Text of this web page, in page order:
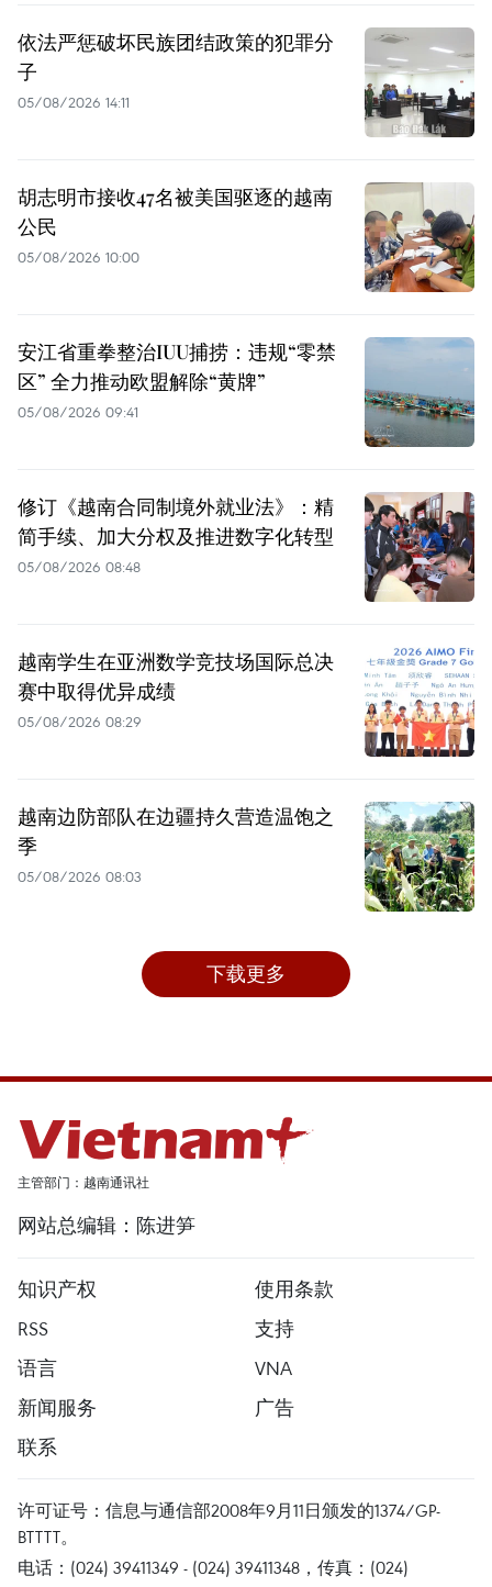
依法严惩破坏民族团结政策的犯罪分
子
05/08/2026 14:11
胡志明市接收47名被美国驱逐的越南
公民
05/08/2026 10:00
安江省重拳整治IUU捕捞：违规“零禁
区” 全力推动欧盟解除“黄牌”
05/08/2026 09:41
修订《越南合同制境外就业法》：精
简手续、加大分权及推进数字化转型
05/08/2026 08:48
越南学生在亚洲数学竞技场国际总决
赛中取得优异成绩
05/08/2026 08:29
越南边防部队在边疆持久营造温饱之
季
05/08/2026 08:03
下载更多
主管部门：越南通讯社
网站总编辑：陈进笋
知识产权
使用条款
RSS
支持
语言
VNA
新闻服务
广告
联系
许可证号：信息与通信部2008年9月11日颁发的1374/GP-
BTTTT。
电话：(024) 39411349 - (024) 39411348，传真：(024)